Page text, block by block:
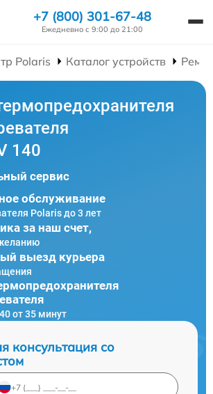
+7 (800) 301-67-48
Ежедневно с 9:00 до 21:00
Polaris Каталог устройств
140
сервис
обслуживание
Polaris до 3 лет
за наш счет,
выезд курьера
от 35 минут
консультация со